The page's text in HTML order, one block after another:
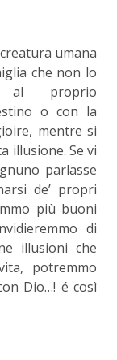
umana
che non lo
al proprio
o con la
mentre si
illusione. Se vi
parlasse
de’ propri
più buoni
di
illusioni che
potremmo
Dio…! é così